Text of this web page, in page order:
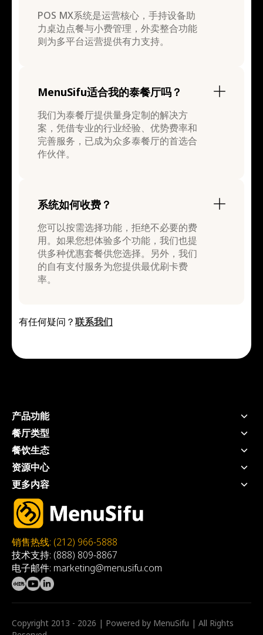
POS MX系统是运营核心，手持设备助
力桌边点餐与小费管理，外卖整合功能
则为多平台运营提供有力支持。
MenuSifu适合我的泰餐厅吗？
我们为泰餐厅提供量身定制的解决方
案，凭借专业的行业经验、优势费率和
完善服务，已成为众多泰餐厅的首选合
作伙伴。
系统如何收费？
您可以按需选择功能，拒绝不必要的费
用。如果您想体验多个功能，我们也提
供多种优惠套餐供您选择。另外，我们
的自有支付服务为您提供最优刷卡费
率。
有任何疑问？联系我们
销售热线: (212) 966-5888
技术支持: (888) 809-8867
电子邮件: marketing@menusifu.com
产品功能
POS系统
手持POS
厨房显示系统
自助点餐机
扫码点餐
三方外卖整合
会员系统
餐厅类型
快捷服务餐厅
全服务餐厅
奶茶店
快餐店
咖啡店
自助餐厅
火锅店
烤肉店
餐饮生态
支付 - USEZPAY
信贷 - EZ Capital
营销 - MEALKEYWAY
咨询 - WEFOOD
厨房自动化
店内动态宣传 - 数拓
自动奶茶机 - Oloso
资源中心
价格方案
工具&白皮书
客户案例
关于我们
更多内容
推荐餐厅
加入我们
MSA
Privacy Policy
Affiliate-agreement
Terms & Condition
Warranty
HW Return Policy
Copyright 2013 - 2026 | Powered by MenuSifu | All Rights